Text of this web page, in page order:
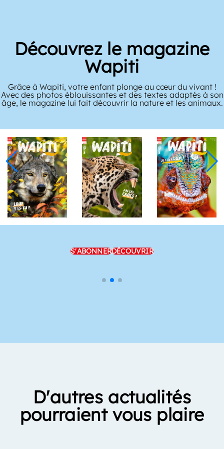
Découvrez le magazine
Wapiti
Grâce à Wapiti, votre enfant plonge au cœur du vivant !
Avec des photos éblouissantes et des textes adaptés à son
âge, le magazine lui fait découvrir la nature et les animaux.
S'ABONNERDÉCOUVRIR
D'autres actualités
pourraient vous plaire